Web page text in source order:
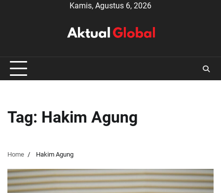
Kamis, Agustus 6, 2026
Tag: Hakim Agung
Home Hakim Agung